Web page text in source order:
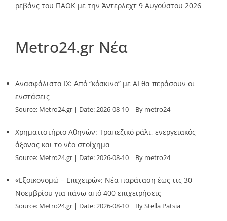
ρεβάνς του ΠΑΟΚ με την Άντερλεχτ 9 Αυγούστου 2026
Metro24.gr Νέα
Ανασφάλιστα ΙΧ: Από “κόσκινο” με AI θα περάσουν οι
ενστάσεις
Source: Metro24.gr Date: 2026-08-10 By metro24
Χρηματιστήριο Αθηνών: Τραπεζικό ράλι, ενεργειακός
άξονας και το νέο στοίχημα
Source: Metro24.gr Date: 2026-08-10 By metro24
«Εξοικονομώ – Επιχειρώ»: Νέα παράταση έως τις 30
Νοεμβρίου για πάνω από 400 επιχειρήσεις
Source: Metro24.gr Date: 2026-08-10 By Stella Patsia